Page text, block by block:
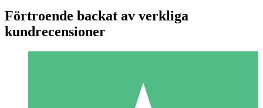
Förtroende backat av verkliga
kundrecensioner